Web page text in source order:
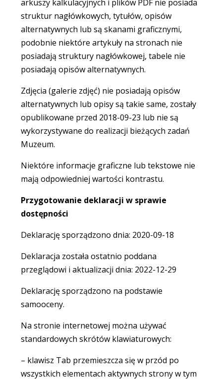
arkuszy kalkulacyjnych i plików PDF nie posiada
struktur nagłówkowych, tytułów, opisów
alternatywnych lub są skanami graficznymi,
podobnie niektóre artykuły na stronach nie
posiadają struktury nagłówkowej, tabele nie
posiadają opisów alternatywnych.
Zdjęcia (galerie zdjęć) nie posiadają opisów
alternatywnych lub opisy są takie same, zostały
opublikowane przed 2018-09-23 lub nie są
wykorzystywane do realizacji bieżących zadań
Muzeum.
Niektóre informacje graficzne lub tekstowe nie
mają odpowiedniej wartości kontrastu.
Przygotowanie deklaracji w sprawie
dostępności
Deklarację sporządzono dnia: 2020-09-18
Deklaracja została ostatnio poddana
przeglądowi i aktualizacji dnia: 2022-12-29
Deklarację sporządzono na podstawie
samooceny.
Na stronie internetowej można używać
standardowych skrótów klawiaturowych:
– klawisz Tab przemieszcza się w przód po
wszystkich elementach aktywnych strony w tym